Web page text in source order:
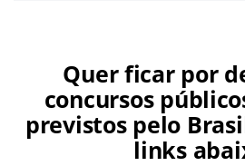
Quer ficar por
concursos
previstos pelo
links